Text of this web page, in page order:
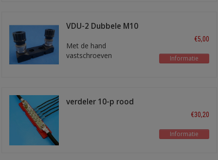
VDU-2 Dubbele M10
Met de hand
vastschroeven
€5,00
Informatie
verdeler 10-p rood
€30,20
Informatie